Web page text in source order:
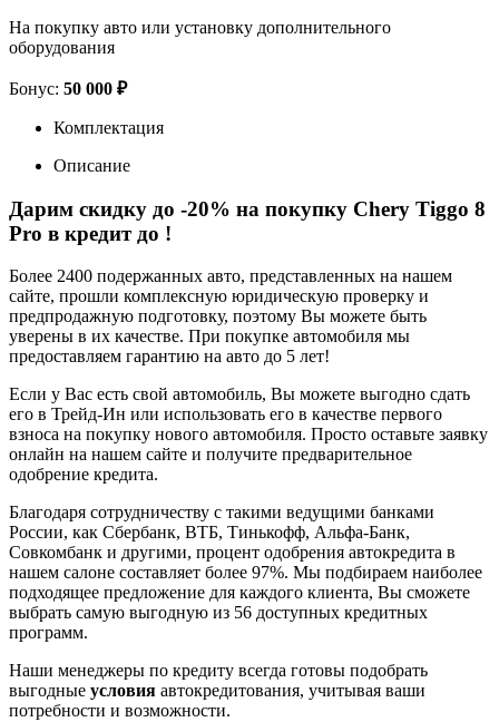
На покупку авто или установку дополнительного
оборудования
Бонус: 50 000 ₽
Комплектация
Описание
Дарим скидку до -20% на покупку Chery Tiggo 8
Pro в кредит до !
Более 2400 подержанных авто, представленных на нашем
сайте, прошли комплексную юридическую проверку и
предпродажную подготовку, поэтому Вы можете быть
уверены в их качестве. При покупке автомобиля мы
предоставляем гарантию на авто до 5 лет!
Если у Вас есть свой автомобиль, Вы можете выгодно сдать
его в Трейд-Ин или использовать его в качестве первого
взноса на покупку нового автомобиля. Просто оставьте заявку
онлайн на нашем сайте и получите предварительное
одобрение кредита.
Благодаря сотрудничеству с такими ведущими банками
России, как Сбербанк, ВТБ, Тинькофф, Альфа-Банк,
Совкомбанк и другими, процент одобрения автокредита в
нашем салоне составляет более 97%. Мы подбираем наиболее
подходящее предложение для каждого клиента, Вы сможете
выбрать самую выгодную из 56 доступных кредитных
программ.
Наши менеджеры по кредиту всегда готовы подобрать
выгодные условия автокредитования, учитывая ваши
потребности и возможности.